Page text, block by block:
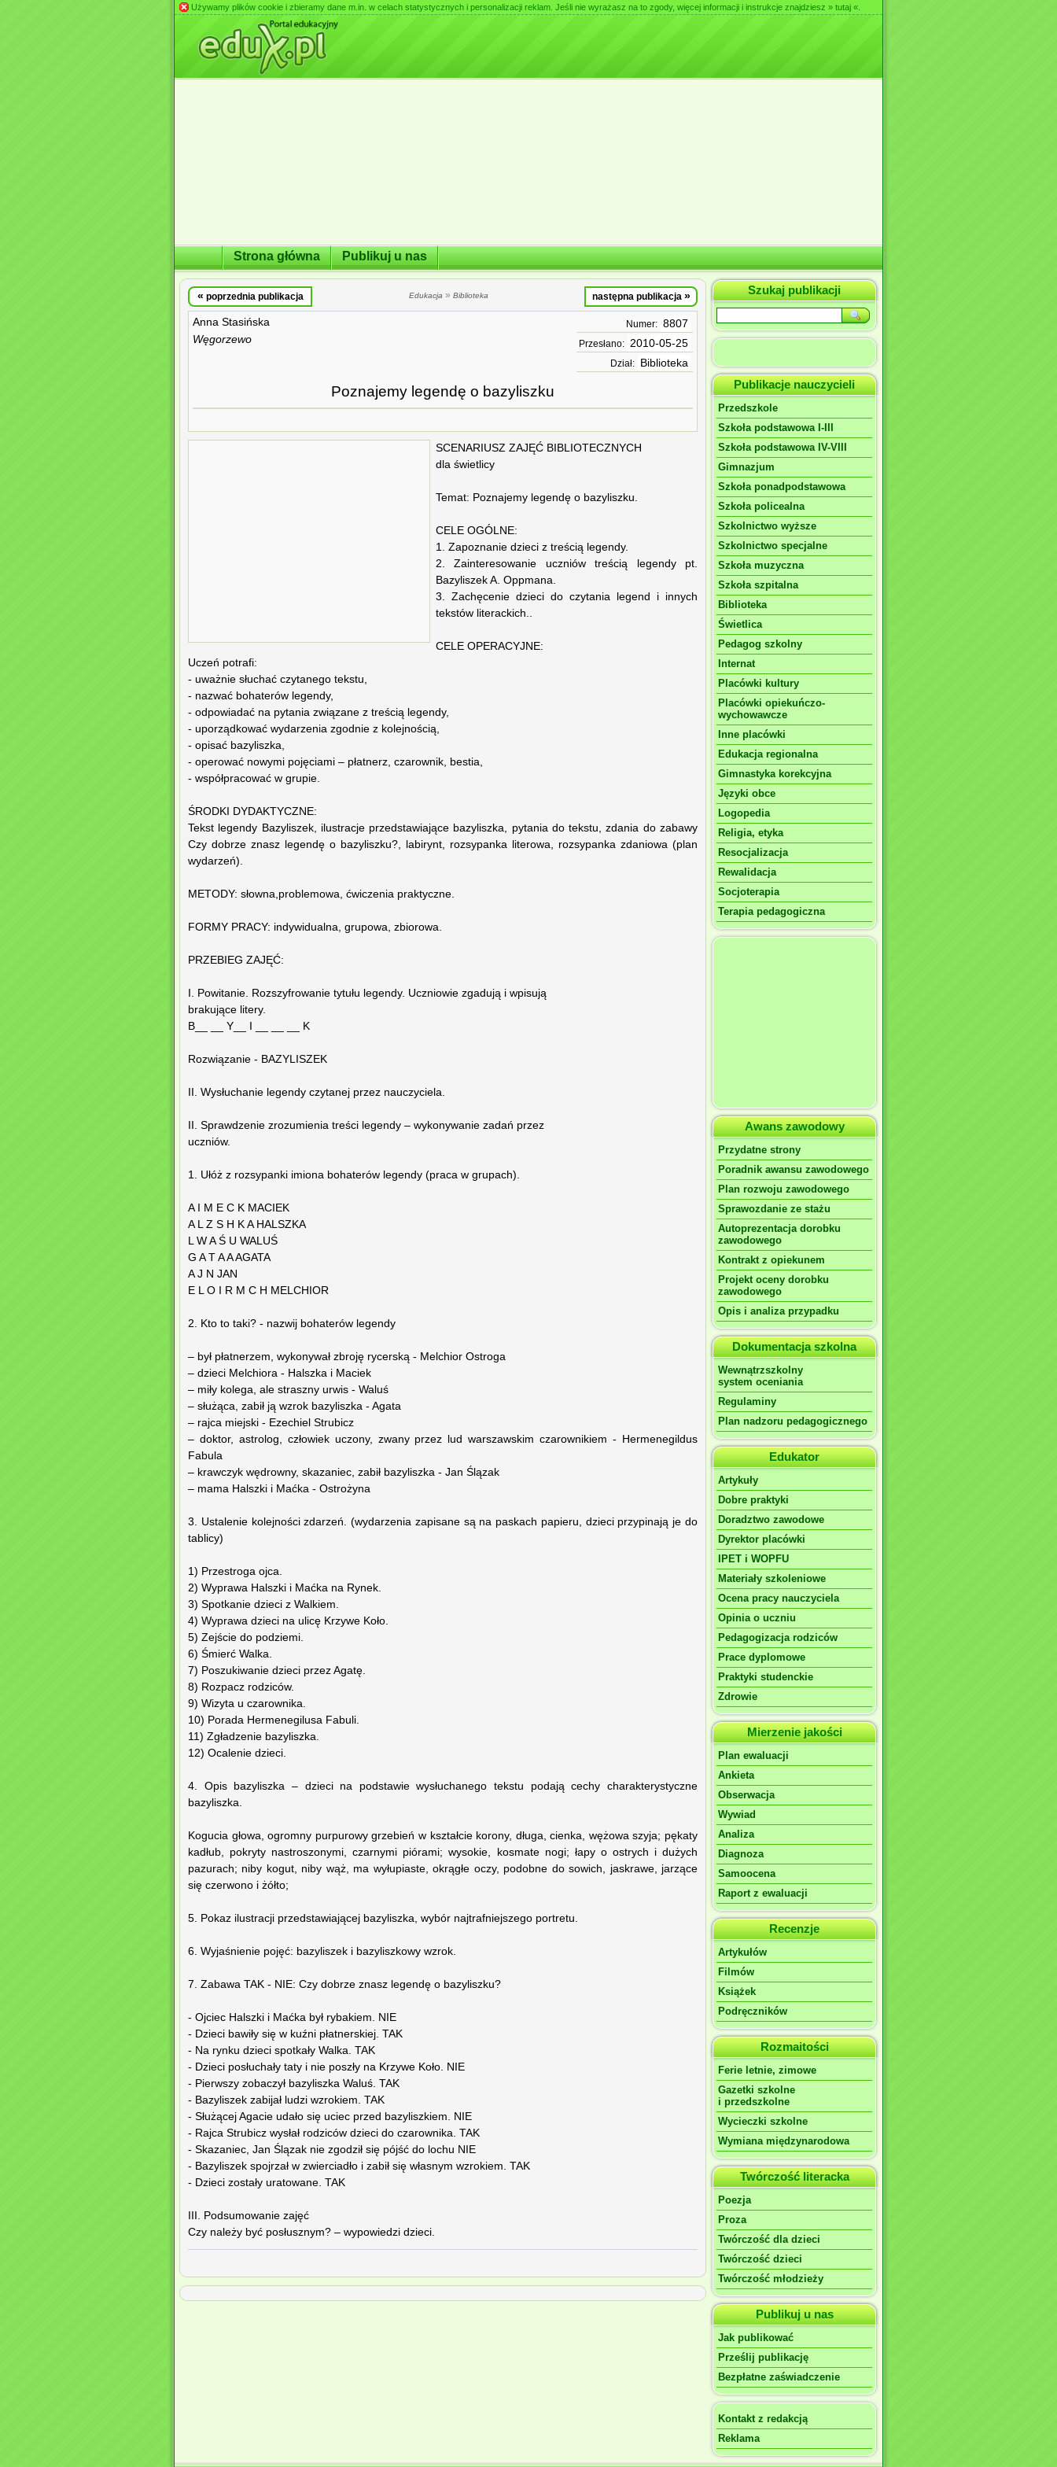
Używamy plików cookie i zbieramy dane m.in. w celach statystycznych i personalizacji reklam. Jeśli nie wyrażasz na to zgody, więcej informacji i instrukcje znajdziesz » tutaj «
Strona główna Publikuj u nas
« poprzednia publikacja Edukacja » Biblioteka następna publikacja »
Anna Stasińska
Węgorzewo
Numer: 8807
Przesłano: 2010-05-25
Dział: Biblioteka
Poznajemy legendę o bazyliszku
SCENARIUSZ ZAJĘĆ BIBLIOTECZNYCH
dla świetlicy
Temat: Poznajemy legendę o bazyliszku.
CELE OGÓLNE:
1. Zapoznanie dzieci z treścią legendy.
2. Zainteresowanie uczniów treścią legendy pt.
Bazyliszek A. Oppmana.
3. Zachęcenie dzieci do czytania legend i innych
tekstów literackich..
CELE OPERACYJNE:
Uczeń potrafi:
- uważnie słuchać czytanego tekstu,
- nazwać bohaterów legendy,
- odpowiadać na pytania związane z treścią legendy,
- uporządkować wydarzenia zgodnie z kolejnością,
- opisać bazyliszka,
- operować nowymi pojęciami – płatnerz, czarownik, bestia,
- współpracować w grupie.
ŚRODKI DYDAKTYCZNE:
Tekst legendy Bazyliszek, ilustracje przedstawiające bazyliszka, pytania do tekstu, zdania do zabawy
Czy dobrze znasz legendę o bazyliszku?, labirynt, rozsypanka literowa, rozsypanka zdaniowa (plan
wydarzeń).
METODY: słowna,problemowa, ćwiczenia praktyczne.
FORMY PRACY: indywidualna, grupowa, zbiorowa.
PRZEBIEG ZAJĘĆ:
I. Powitanie. Rozszyfrowanie tytułu legendy. Uczniowie zgadują i wpisują
brakujące litery.
B__ __ Y__ I __ __ __ K
Rozwiązanie - BAZYLISZEK
II. Wysłuchanie legendy czytanej przez nauczyciela.
II. Sprawdzenie zrozumienia treści legendy – wykonywanie zadań przez
uczniów.
1. Ułóż z rozsypanki imiona bohaterów legendy (praca w grupach).
A I M E C K MACIEK
A L Z S H K A HALSZKA
L W A Ś U WALUŚ
G A T A A AGATA
A J N JAN
E L O I R M C H MELCHIOR
2. Kto to taki? - nazwij bohaterów legendy
– był płatnerzem, wykonywał zbroję rycerską - Melchior Ostroga
– dzieci Melchiora - Halszka i Maciek
– miły kolega, ale straszny urwis - Waluś
– służąca, zabił ją wzrok bazyliszka - Agata
– rajca miejski - Ezechiel Strubicz
– doktor, astrolog, człowiek uczony, zwany przez lud warszawskim czarownikiem - Hermenegildus
Fabula
– krawczyk wędrowny, skazaniec, zabił bazyliszka - Jan Ślązak
– mama Halszki i Maćka - Ostrożyna
3. Ustalenie kolejności zdarzeń. (wydarzenia zapisane są na paskach papieru, dzieci przypinają je do
tablicy)
1) Przestroga ojca.
2) Wyprawa Halszki i Maćka na Rynek.
3) Spotkanie dzieci z Walkiem.
4) Wyprawa dzieci na ulicę Krzywe Koło.
5) Zejście do podziemi.
6) Śmierć Walka.
7) Poszukiwanie dzieci przez Agatę.
8) Rozpacz rodziców.
9) Wizyta u czarownika.
10) Porada Hermenegilusa Fabuli.
11) Zgładzenie bazyliszka.
12) Ocalenie dzieci.
4. Opis bazyliszka – dzieci na podstawie wysłuchanego tekstu podają cechy charakterystyczne
bazyliszka.
Kogucia głowa, ogromny purpurowy grzebień w kształcie korony, długa, cienka, wężowa szyja; pękaty
kadłub, pokryty nastroszonymi, czarnymi piórami; wysokie, kosmate nogi; łapy o ostrych i dużych
pazurach; niby kogut, niby wąż, ma wyłupiaste, okrągłe oczy, podobne do sowich, jaskrawe, jarzące
się czerwono i żółto;
5. Pokaz ilustracji przedstawiającej bazyliszka, wybór najtrafniejszego portretu.
6. Wyjaśnienie pojęć: bazyliszek i bazyliszkowy wzrok.
7. Zabawa TAK - NIE: Czy dobrze znasz legendę o bazyliszku?
- Ojciec Halszki i Maćka był rybakiem. NIE
- Dzieci bawiły się w kuźni płatnerskiej. TAK
- Na rynku dzieci spotkały Walka. TAK
- Dzieci posłuchały taty i nie poszły na Krzywe Koło. NIE
- Pierwszy zobaczył bazyliszka Waluś. TAK
- Bazyliszek zabijał ludzi wzrokiem. TAK
- Służącej Agacie udało się uciec przed bazyliszkiem. NIE
- Rajca Strubicz wysłał rodziców dzieci do czarownika. TAK
- Skazaniec, Jan Ślązak nie zgodził się pójść do lochu NIE
- Bazyliszek spojrzał w zwierciadło i zabił się własnym wzrokiem. TAK
- Dzieci zostały uratowane. TAK
III. Podsumowanie zajęć
Czy należy być posłusznym? – wypowiedzi dzieci.
Szukaj publikacji
Publikacje nauczycieli
Przedszkole
Szkoła podstawowa I-III
Szkoła podstawowa IV-VIII
Gimnazjum
Szkoła ponadpodstawowa
Szkoła policealna
Szkolnictwo wyższe
Szkolnictwo specjalne
Szkoła muzyczna
Szkoła szpitalna
Biblioteka
Świetlica
Pedagog szkolny
Internat
Placówki kultury
Placówki opiekuńczo-
wychowawcze
Inne placówki
Edukacja regionalna
Gimnastyka korekcyjna
Języki obce
Logopedia
Religia, etyka
Resocjalizacja
Rewalidacja
Socjoterapia
Terapia pedagogiczna
Awans zawodowy
Przydatne strony
Poradnik awansu zawodowego
Plan rozwoju zawodowego
Sprawozdanie ze stażu
Autoprezentacja dorobku
zawodowego
Kontrakt z opiekunem
Projekt oceny dorobku
zawodowego
Opis i analiza przypadku
Dokumentacja szkolna
Wewnątrzszkolny
system oceniania
Regulaminy
Plan nadzoru pedagogicznego
Edukator
Artykuły
Dobre praktyki
Doradztwo zawodowe
Dyrektor placówki
IPET i WOPFU
Materiały szkoleniowe
Ocena pracy nauczyciela
Opinia o uczniu
Pedagogizacja rodziców
Prace dyplomowe
Praktyki studenckie
Zdrowie
Mierzenie jakości
Plan ewaluacji
Ankieta
Obserwacja
Wywiad
Analiza
Diagnoza
Samoocena
Raport z ewaluacji
Recenzje
Artykułów
Filmów
Książek
Podręczników
Rozmaitości
Ferie letnie, zimowe
Gazetki szkolne
i przedszkolne
Wycieczki szkolne
Wymiana międzynarodowa
Twórczość literacka
Poezja
Proza
Twórczość dla dzieci
Twórczość dzieci
Twórczość młodzieży
Publikuj u nas
Jak publikować
Prześlij publikację
Bezpłatne zaświadczenie
Kontakt z redakcją
Reklama